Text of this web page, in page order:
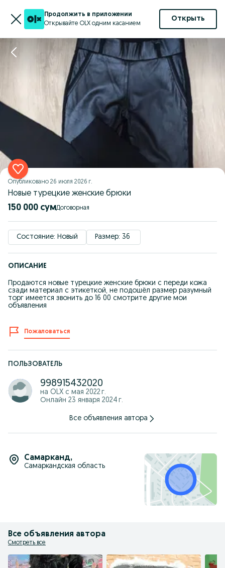
Продолжить в приложении
Открывайте OLX одним касанием
Открыть
Опубликовано 26 июля 2026 г.
Новые турецкие женские брюки
150 000 сум Договорная
Состояние: Новый Размер: 36
ОПИСАНИЕ
Продаются новые турецкие женские брюки с переди кожа
сзади материал с этикеткой, не подошёл размер разумный
торг имеется звонить до 16 00 смотрите другие мои
объявления
Пожаловаться
ПОЛЬЗОВАТЕЛЬ
998915432020
на OLX с мая 2022 г.
Онлайн 23 января 2024 г.
Все объявления автора
Самарканд,
Самаркандская область
Все объявления автора
Смотреть все